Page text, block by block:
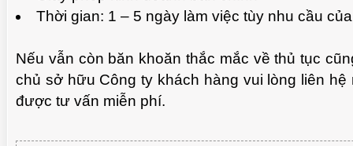
Thời gian: 1 – 5 ngày làm việc tùy nhu cầu
Nếu vẫn còn băn khoăn thắc mắc về thủ tục
chủ sở hữu Công ty khách hàng vui lòng liên hệ
được tư vấn miễn phí.